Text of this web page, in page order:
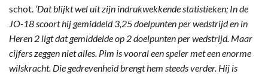
schot. ‘Dat blijkt wel uit zijn indrukwekkende statistieken; In de
JO-18 scoort hij gemiddeld 3,25 doelpunten per wedstrijd en in
Heren 2 ligt dat gemiddelde op 2 doelpunten per wedstrijd. Maar
cijfers zeggen niet alles. Pim is vooral een speler met een enorme
wilskracht. Die gedrevenheid brengt hem steeds verder. Hij is